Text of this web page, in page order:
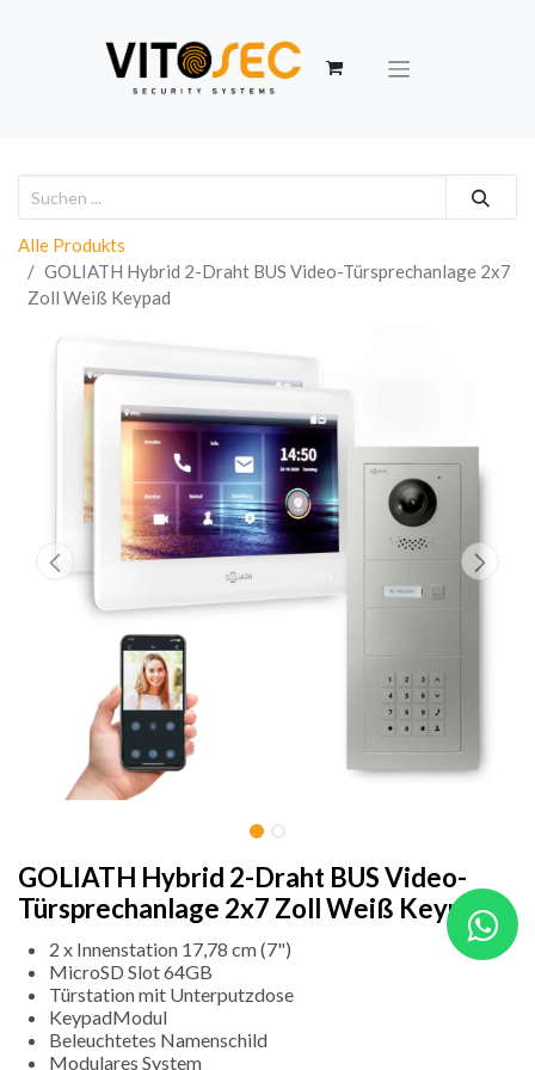
Alle Produkts
GOLIATH Hybrid 2-Draht BUS Video-Türsprechanlage 2x7
Zoll Weiß Keypad
GOLIATH Hybrid 2-Draht BUS Video-
Türsprechanlage 2x7 Zoll Weiß Keypad
2 x Innenstation 17,78 cm (7")
MicroSD Slot 64GB
Türstation mit Unterputzdose
KeypadModul
Beleuchtetes Namenschild
Modulares System